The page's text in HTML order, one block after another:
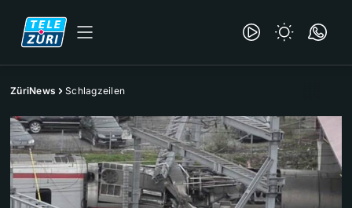
ZüriNews Schlagzeilen